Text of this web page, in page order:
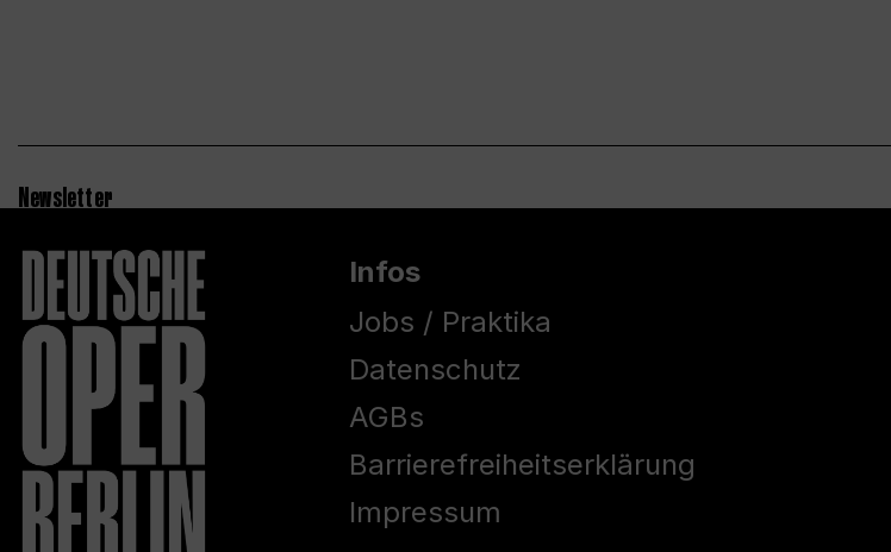
Newsletter
Infos
Jobs / Praktika
Datenschutz
AGBs
Barrierefreiheitserklärung
Impressum